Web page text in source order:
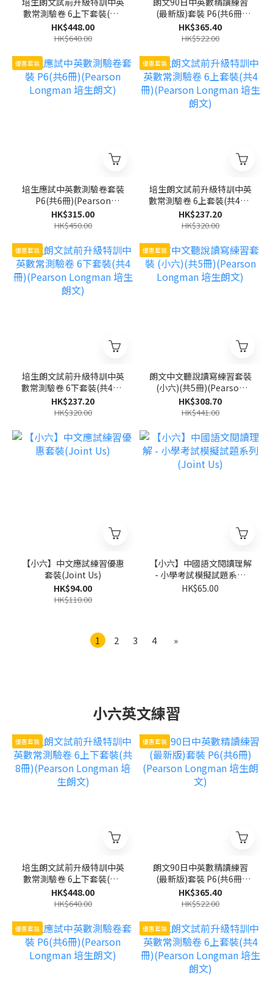
數常測驗卷 6上下套裝(共8
冊)(Pearson Longman 培
生朗文)
HK$448.00
HK$640.00
(最新版)套裝 P6(共6冊)
(Pearson Longman 培生
朗文)
HK$365.40
HK$522.00
優惠套裝
培生應試中英數測驗卷套裝
P6(共6冊)(Pearson
Longman 培生朗文)
HK$315.00
HK$450.00
優惠套裝
培生朗文試前升級特訓中英
數常測驗卷 6上套裝(共4冊)
(Pearson Longman 培生
朗文)
HK$237.20
HK$320.00
優惠套裝
培生朗文試前升級特訓中英
數常測驗卷 6下套裝(共4冊)
(Pearson Longman 培生
朗文)
HK$237.20
HK$320.00
優惠套裝
朗文中文聽說讀寫練習套裝
(小六)(共5冊)(Pearson
Longman 培生朗文)
HK$308.70
HK$441.00
【小六】中文應試練習優惠
套裝(Joint Us)
HK$94.00
HK$110.00
【小六】中國語文閱讀理解
- 小學考試模擬試題系列
(Joint Us)
HK$65.00
1 2 3 4 »
小六英文練習
優惠套裝
培生朗文試前升級特訓中英
數常測驗卷 6上下套裝(共8
冊)(Pearson Longman 培
生朗文)
HK$448.00
HK$640.00
優惠套裝
朗文90日中英數精讀練習
(最新版)套裝 P6(共6冊)
(Pearson Longman 培生
朗文)
HK$365.40
HK$522.00
優惠套裝 優惠套裝